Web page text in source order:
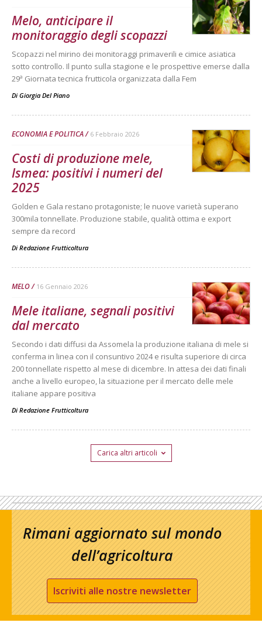
Melo, anticipare il
monitoraggio degli scopazzi
Scopazzi nel mirino dei monitoraggi primaverili e cimice asiatica
sotto controllo. Il punto sulla stagione e le prospettive emerse dalla
29ª Giornata tecnica frutticola organizzata dalla Fem
Di Giorgia Del Piano
ECONOMIA E POLITICA 6 Febbraio 2026
Costi di produzione mele,
Ismea: positivi i numeri del
2025
Golden e Gala restano protagoniste; le nuove varietà superano
300mila tonnellate. Produzione stabile, qualità ottima e export
sempre da record
Di Redazione Frutticoltura
MELO 16 Gennaio 2026
Mele italiane, segnali positivi
dal mercato
Secondo i dati diffusi da Assomela la produzione italiana di mele si
conferma in linea con il consuntivo 2024 e risulta superiore di circa
200 tonnellate rispetto al mese di dicembre. In attesa dei dati finali
anche a livello europeo, la situazione per il mercato delle mele
italiane appare positiva
Di Redazione Frutticoltura
Carica altri articoli
Rimani aggiornato sul mondo
dell’agricoltura
Iscriviti alle nostre newsletter